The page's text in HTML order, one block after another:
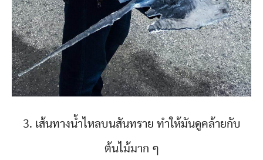
3. เส้นทางน้ำไหลบนสันทราย ทำให้มันดูคล้ายกับ
ต้นไม้มาก ๆ